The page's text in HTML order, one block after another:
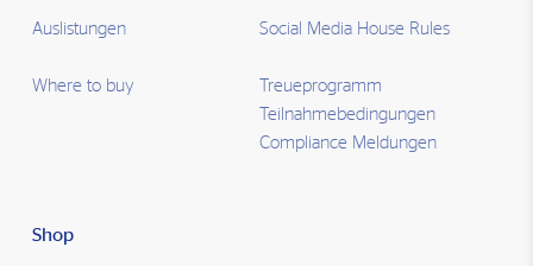
Auslistungen
Where to buy
Social Media House Rules
Treueprogramm
Teilnahmebedingungen
Compliance Meldungen
Shop